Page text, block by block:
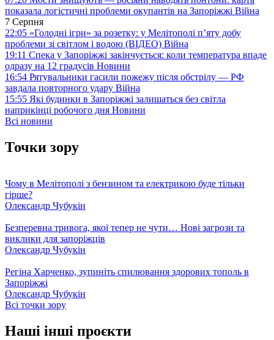
показала логістичні проблеми окупантів на Запоріжжі Війна
7 Серпня
22:05 «Голодні ігри» за розетку: у Мелітополі п’яту добу
проблеми зі світлом і водою (ВІДЕО) Війна
19:11 Спека у Запоріжжі закінчується: коли температура впаде
одразу на 12 градусів Новини
16:54 Рятувальники гасили пожежу після обстрілу — РФ
завдала повторного удару Війна
15:55 Які будинки в Запоріжжі залишаться без світла
наприкінці робочого дня Новини
Всі новини
Точки зору
Чому в Мелітополі з бензином та електрикою буде тільки
гірше?
Олександр Чубукін
Безперевна тривога, якої тепер не чути… Нові загрози та
виклики для запоріжців
Олександр Чубукін
Регіна Харченко, зупиніть спилювання здорових тополь в
Запоріжжі
Олександр Чубукін
Всі точки зору
Наші інші проєкти